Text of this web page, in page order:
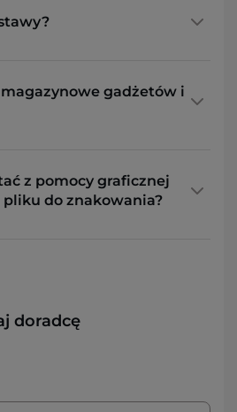
gadżetów i
z pomocy graficznej
do znakowania?
doradcę